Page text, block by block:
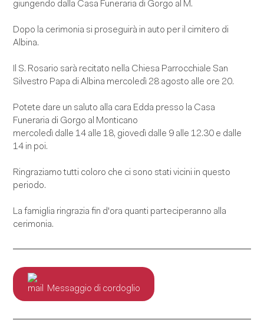
giungendo dalla Casa Funeraria di Gorgo al M.
Dopo la cerimonia si proseguirà in auto per il cimitero di
Albina.
Il S. Rosario sarà recitato nella Chiesa Parrocchiale San
Silvestro Papa di Albina mercoledì 28 agosto alle ore 20.
Potete dare un saluto alla cara Edda presso la Casa
Funeraria di Gorgo al Monticano
mercoledì dalle 14 alle 18, giovedì dalle 9 alle 12.30 e dalle
14 in poi.
Ringraziamo tutti coloro che ci sono stati vicini in questo
periodo.
La famiglia ringrazia fin d'ora quanti parteciperanno alla
cerimonia.
Messaggio di cordoglio